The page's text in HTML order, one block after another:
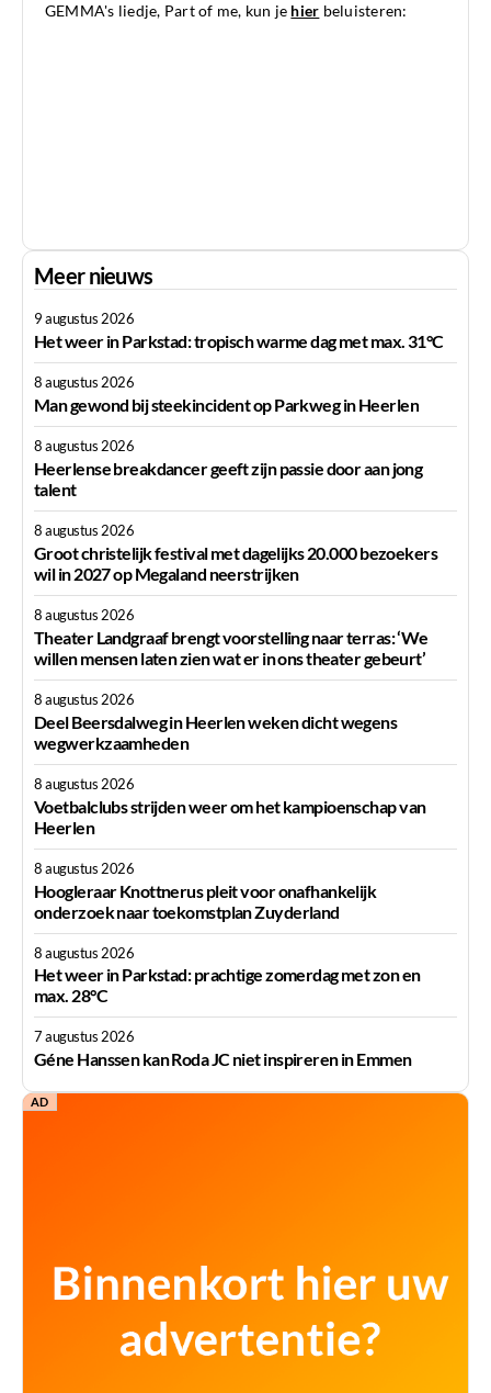
GEMMA's liedje, Part of me, kun je hier beluisteren:
Meer nieuws
9 augustus 2026
Het weer in Parkstad: tropisch warme dag met max. 31°C
8 augustus 2026
Man gewond bij steekincident op Parkweg in Heerlen
8 augustus 2026
Heerlense breakdancer geeft zijn passie door aan jong
talent
8 augustus 2026
Groot christelijk festival met dagelijks 20.000 bezoekers
wil in 2027 op Megaland neerstrijken
8 augustus 2026
Theater Landgraaf brengt voorstelling naar terras: ‘We
willen mensen laten zien wat er in ons theater gebeurt’
8 augustus 2026
Deel Beersdalweg in Heerlen weken dicht wegens
wegwerkzaamheden
8 augustus 2026
Voetbalclubs strijden weer om het kampioenschap van
Heerlen
8 augustus 2026
Hoogleraar Knottnerus pleit voor onafhankelijk
onderzoek naar toekomstplan Zuyderland
8 augustus 2026
Het weer in Parkstad: prachtige zomerdag met zon en
max. 28°C
7 augustus 2026
Géne Hanssen kan Roda JC niet inspireren in Emmen
AD